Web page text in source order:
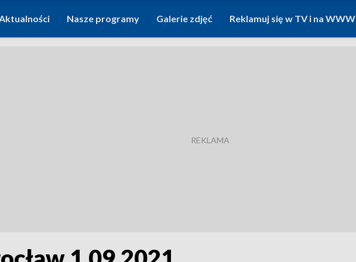
Nasze programy Galerie zdjęć Reklamuj się w TV i na WWW